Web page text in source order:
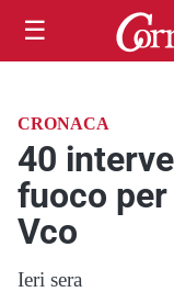
☰
CRONACA
40
fuoco
Vco
Ieri sera